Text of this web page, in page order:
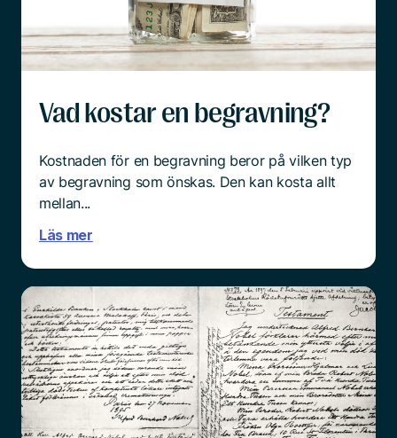
Och mitt i sorgen är det ingen enkel sak att börja
tänka praktiskt.
Läs mer
Vad kostar en begravning?
Kostnaden för en begravning beror på vilken typ
av begravning som önskas. Den kan kosta allt
mellan...
Läs mer